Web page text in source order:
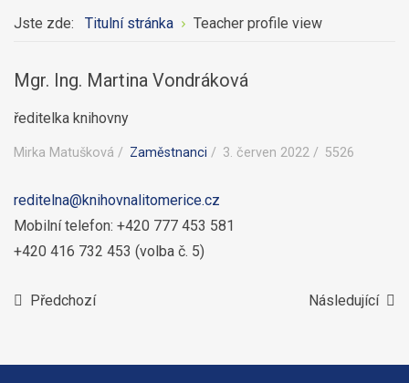
Jste zde: Titulní stránka Teacher profile view
Mgr. Ing. Martina Vondráková
ředitelka knihovny
Mirka Matušková Zaměstnanci 3. červen 2022 5526
reditelna@knihovnalitomerice.cz
Mobilní telefon: +420 777 453 581
+420 416 732 453 (volba č. 5)
Předchozí Následující